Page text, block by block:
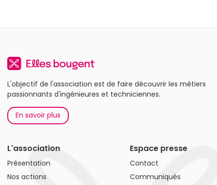
L'objectif de l'association est de faire découvrir les métiers
passionnants d'ingénieures et techniciennes.
En savoir plus
L'association
Présentation
Nos actions
Espace presse
Contact
Communiqués